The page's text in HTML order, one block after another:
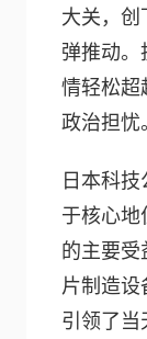
大关，创
弹推动。
情轻松超
政治担忧
日本科
于核心地
的主要
片制造设
引领了当